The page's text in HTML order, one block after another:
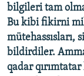
bilgileri tam
Bu kibi fikirni
mütehassısları,
bildirdiler.
qadar qırımtatar